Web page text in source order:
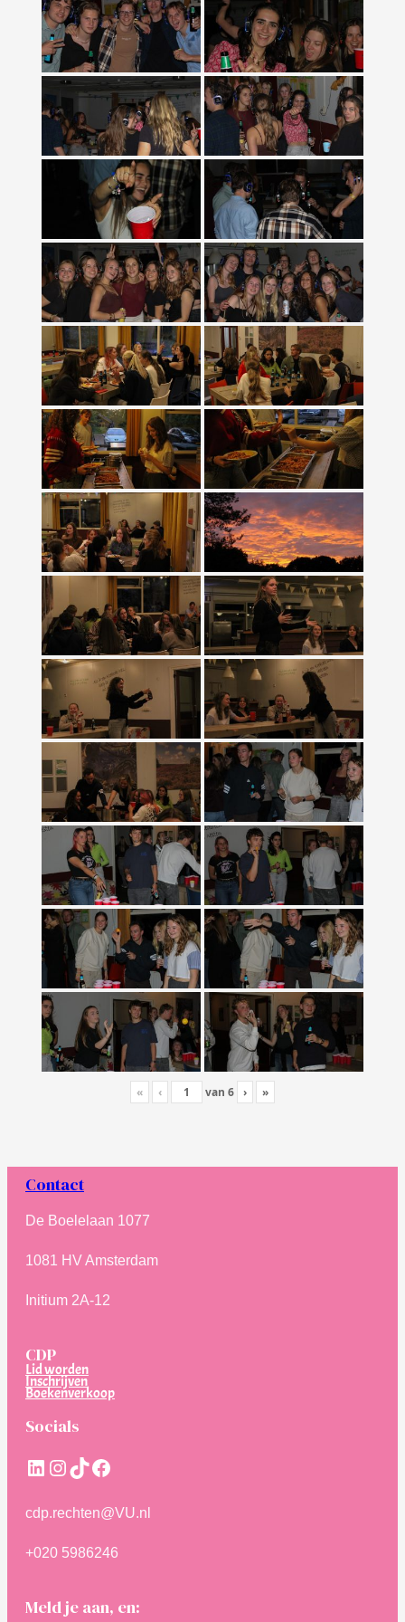
« ‹ van 6 › »
Contact
De Boelelaan 1077
1081 HV Amsterdam
Initium 2A-12
CDP
Lid worden
Inschrijven
Boekenverkoop
Socials
LinkedIn
Instagram
TikTokFacebook
cdp.rechten@VU.nl
+020 5986246
Meld je aan, en: